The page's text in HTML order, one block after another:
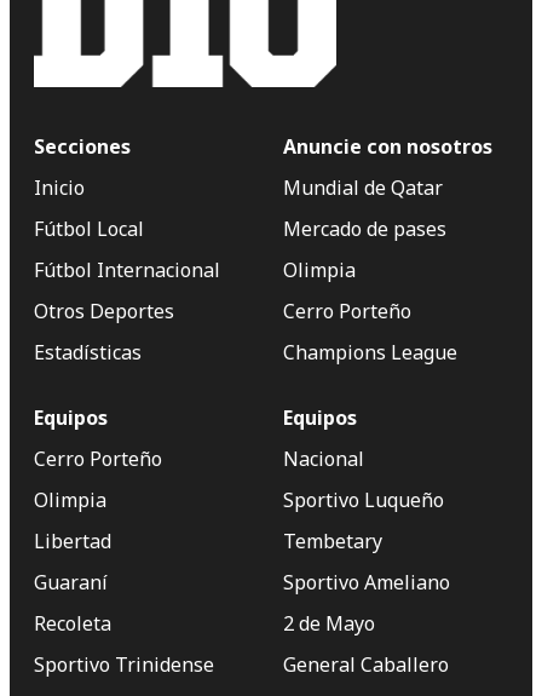
Secciones
Inicio
Fútbol Local
Fútbol Internacional
Otros Deportes
Estadísticas
Anuncie con nosotros
Mundial de Qatar
Mercado de pases
Olimpia
Cerro Porteño
Champions League
Equipos
Cerro Porteño
Olimpia
Libertad
Guaraní
Recoleta
Sportivo Trinidense
Equipos
Nacional
Sportivo Luqueño
Tembetary
Sportivo Ameliano
2 de Mayo
General Caballero